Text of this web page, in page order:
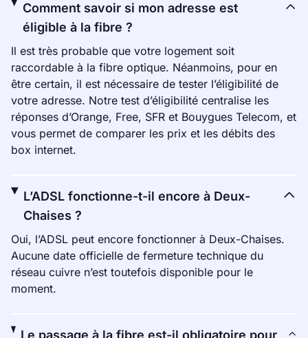
Comment savoir si mon adresse est
éligible à la fibre ?
Il est très probable que votre logement soit
raccordable à la fibre optique. Néanmoins, pour en
être certain, il est nécessaire de tester l’éligibilité de
votre adresse. Notre test d’éligibilité centralise les
réponses d’Orange, Free, SFR et Bouygues Telecom, et
vous permet de comparer les prix et les débits des
box internet.
L’ADSL fonctionne-t-il encore à Deux-
Chaises ?
Oui, l’ADSL peut encore fonctionner à Deux-Chaises.
Aucune date officielle de fermeture technique du
réseau cuivre n’est toutefois disponible pour le
moment.
Le passage à la fibre est-il obligatoire pour